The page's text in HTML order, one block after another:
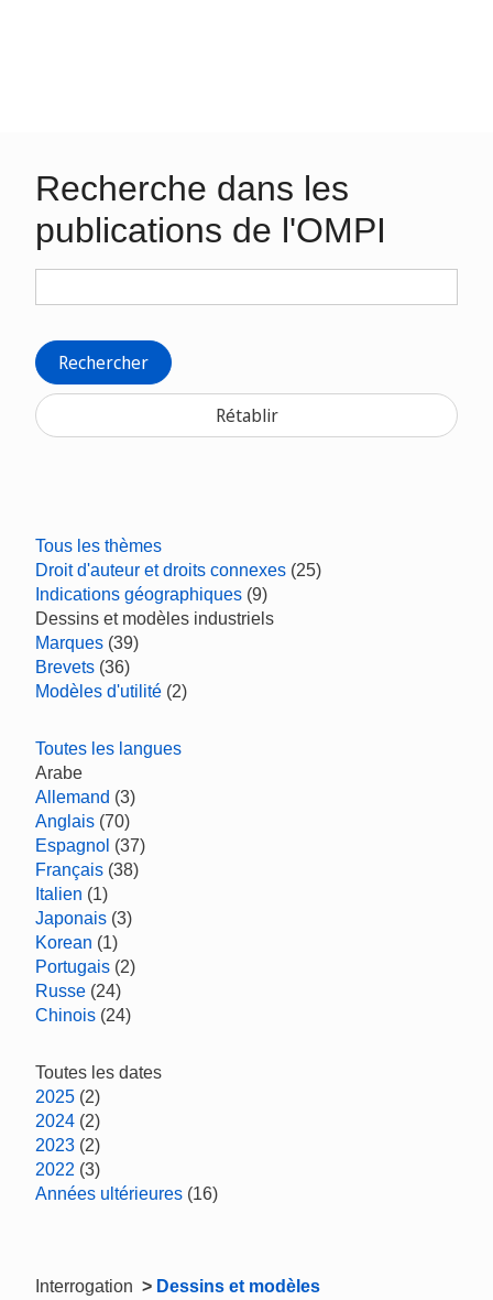
Recherche dans les
publications de l'OMPI
Rechercher
Rétablir
Tous les thèmes
Droit d'auteur et droits connexes (25)
Indications géographiques (9)
Dessins et modèles industriels
Marques (39)
Brevets (36)
Modèles d'utilité (2)
Toutes les langues
Arabe
Allemand (3)
Anglais (70)
Espagnol (37)
Français (38)
Italien (1)
Japonais (3)
Korean (1)
Portugais (2)
Russe (24)
Chinois (24)
Toutes les dates
2025 (2)
2024 (2)
2023 (2)
2022 (3)
Années ultérieures (16)
Interrogation > Dessins et modèles